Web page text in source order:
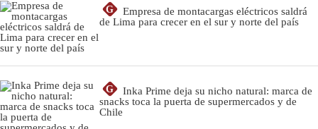
G
Empresa de montacargas eléctricos saldrá
de Lima para crecer en el sur y norte del país
G
Inka Prime deja su nicho natural: marca de
snacks toca la puerta de supermercados y de
Chile